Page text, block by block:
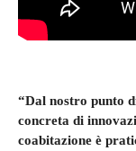
“Dal nostro punto
concreta di
coabitazione è